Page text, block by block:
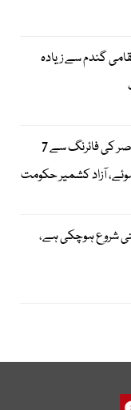
گندم سے زیادہ
راولاکوٹ میں شرپسند عناصر کی فائرنگ سے 7
شروع ہوچکی ہے،